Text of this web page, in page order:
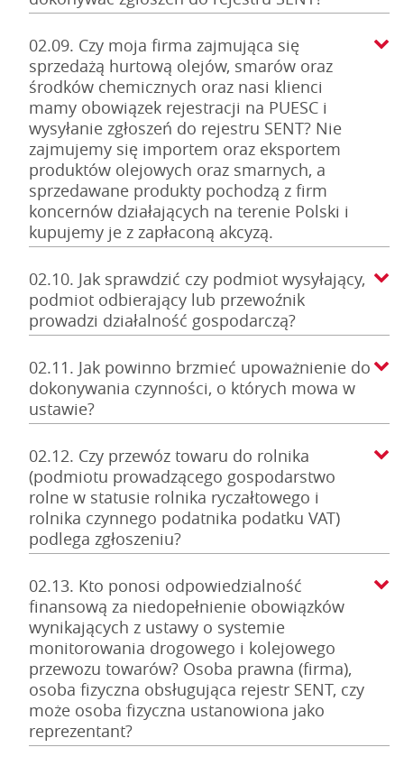
02.09. Czy moja firma zajmująca się
sprzedażą hurtową olejów, smarów oraz
środków chemicznych oraz nasi klienci
mamy obowiązek rejestracji na PUESC i
wysyłanie zgłoszeń do rejestru SENT? Nie
zajmujemy się importem oraz eksportem
produktów olejowych oraz smarnych, a
sprzedawane produkty pochodzą z firm
koncernów działających na terenie Polski i
kupujemy je z zapłaconą akcyzą.
02.10. Jak sprawdzić czy podmiot wysyłający,
podmiot odbierający lub przewoźnik
prowadzi działalność gospodarczą?
02.11. Jak powinno brzmieć upoważnienie do
dokonywania czynności, o których mowa w
ustawie?
02.12. Czy przewóz towaru do rolnika
(podmiotu prowadzącego gospodarstwo
rolne w statusie rolnika ryczałtowego i
rolnika czynnego podatnika podatku VAT)
podlega zgłoszeniu?
02.13. Kto ponosi odpowiedzialność
finansową za niedopełnienie obowiązków
wynikających z ustawy o systemie
monitorowania drogowego i kolejowego
przewozu towarów? Osoba prawna (firma),
osoba fizyczna obsługująca rejestr SENT, czy
może osoba fizyczna ustanowiona jako
reprezentant?